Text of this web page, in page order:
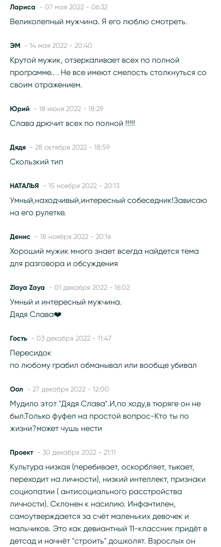
Лариса - 07 мая 2022 - 06:32
Великолепный мужчина. Я его люблю смотреть.
ЭМ - 14 мая 2022 - 20:40
Крутой мужик, отзеркаливает всех по полной
программе.. . Не все имеют смелость столкнуться со
своим отражением.
Юрий - 18 июня 2022 - 18:29
Слава дрючит всех по полной !!!!!
Дядя - 28 октября 2022 - 18:59
Скользкий тип
НАТАЛЬЯ - 15 ноября 2022 - 20:13
Умный,находчивый,интересный собеседник!Зависаю
на его рулетке.
Денис - 18 ноября 2022 - 20:16
Хороший мужик много знает всегда найдется тема
для разговора и обсуждения
Zlaya Zaya - 01 декабря 2022 - 16:02
Умный и интересный мужчина.
Дядя Слава❤️
Гость - 03 декабря 2022 - 11:47
Пересидок
по любому грабил обманывал или вообще убивал
Оол - 27 декабря 2022 - 12:00
Мудило этот "Дядя Слава".И,по ходу,в тюряге он не
был.Только фуфел на простой вопрос-Кто ты по
жизни?может чушь нести
Проект - 30 декабря 2022 - 21:11
Культура низкая (перебивает, оскорбляет, тыкает,
переходит на личности), низкий интеллект, признаки
социопатии ( антисоциального расстройства
личности). Склонен к насилию. Инфантилен,
самоутверждается за счёт маленьких девочек и
мальчиков. Это как девиантный 11-классник придёт в
детсад и начнёт "строить" дошколят. Взрослых он